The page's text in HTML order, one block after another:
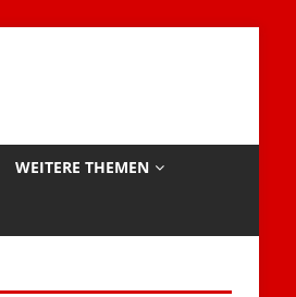
WEITERE THEMEN